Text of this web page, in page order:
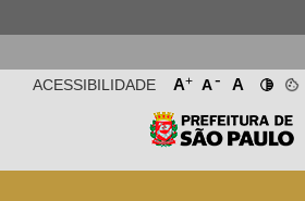
A+ A- A
ACESSIBILIDADE